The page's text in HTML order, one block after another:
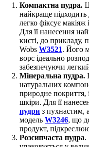
Компактна пудра.
найкраще
легко фіксує макіяж
Для її нанесення
кисті, до прикладу,
Wobs W3521. Його
ворс ідеально
забезпечуючи
Мінеральна пудра.
натуральних
природне покриття,
шкіри. Для її
пудри з пухнастим,
модель W3246, що
продукт,
Розсипчаста пудра.